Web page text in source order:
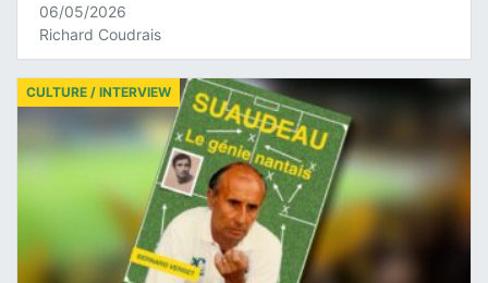
06/05/2026
Richard Coudrais
CULTURE / INTERVIEW